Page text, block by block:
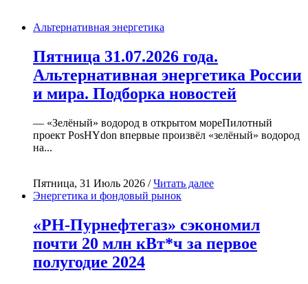
Альтернативная энергетика
Пятница 31.07.2026 года.
Альтернативная энергетика России
и мира. Подборка новостей
— «Зелёный» водород в открытом мореПилотный
проект PosHYdon впервые произвёл «зелёный» водород
на...
Пятница, 31 Июль 2026 /Читать далее
Энергетика и фондовый рынок
«РН-Пурнефтегаз» сэкономил
почти 20 млн кВт*ч за первое
полугодие 2024